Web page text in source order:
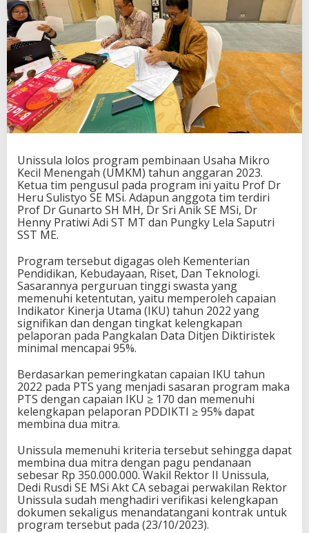
Unissula lolos program pembinaan Usaha Mikro
Kecil Menengah (UMKM) tahun anggaran 2023.
Ketua tim pengusul pada program ini yaitu Prof Dr
Heru Sulistyo SE MSi. Adapun anggota tim terdiri
Prof Dr Gunarto SH MH, Dr Sri Anik SE MSi, Dr
Henny Pratiwi Adi ST MT dan Pungky Lela Saputri
SST ME.
Program tersebut digagas oleh Kementerian
Pendidikan, Kebudayaan, Riset, Dan Teknologi.
Sasarannya perguruan tinggi swasta yang
memenuhi ketentutan, yaitu memperoleh capaian
Indikator Kinerja Utama (IKU) tahun 2022 yang
signifikan dan dengan tingkat kelengkapan
pelaporan pada Pangkalan Data Ditjen Diktiristek
minimal mencapai 95%.
Berdasarkan pemeringkatan capaian IKU tahun
2022 pada PTS yang menjadi sasaran program maka
PTS dengan capaian IKU ≥ 170 dan memenuhi
kelengkapan pelaporan PDDIKTI ≥ 95% dapat
membina dua mitra.
Unissula memenuhi kriteria tersebut sehingga dapat
membina dua mitra dengan pagu pendanaan
sebesar Rp 350.000.000. Wakil Rektor II Unissula,
Dedi Rusdi SE MSi Akt CA sebagai perwakilan Rektor
Unissula sudah menghadiri verifikasi kelengkapan
dokumen sekaligus menandatangani kontrak untuk
program tersebut pada (23/10/2023).